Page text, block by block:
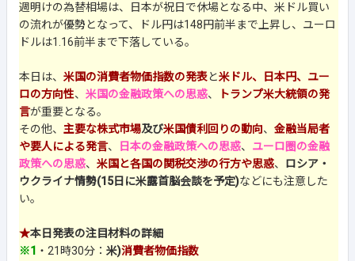
週明けの為替相場は、日本が祝日で休場となる中、米ドル買い
の流れが優勢となって、ドル円は148円前半まで上昇し、ユーロ
ドルは1.16前半まで下落している。
本日は、 米国の消費者物価指数の発表と米ドル、日本円、ユー
ロの方向性、 米国の金融政策への思惑、
トランプ米大統領の発
言が重要となる。
その他、 主要な株式市場及び米国債利回りの動向、 金融当局者
や要人による発言、 日本の金融政策への思惑、 ユーロ圏の金融
政策への思惑、 米国と各国の関税交渉の行方や思惑、 ロシア・
ウクライナ情勢(15日に米露首脳会談を予定)などにも注意した
い。
★本日発表の注目材料の詳細
※1 ・21時30分： 米)消費者物価指数